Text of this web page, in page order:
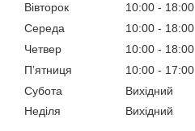
Вівторок
10:00
18:00
Середа
10:00
18:00
Четвер
10:00
18:00
Пʼятниця
10:00
17:00
Субота
Вихідний
Неділя
Вихідний